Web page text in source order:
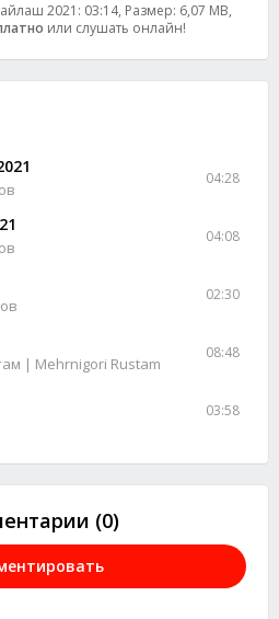
2021: 03:14, Размер: 6,07 MB,
или слушать онлайн!
04:28
04:08
02:30
| Mehrnigori Rustam
08:48
03:58
(0)